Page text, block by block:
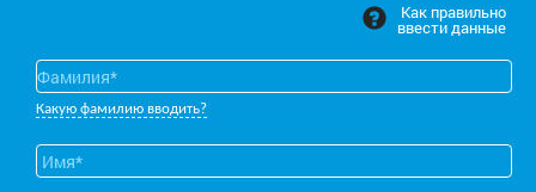
Как правильно
ввести данные
Какую фамилию вводить?